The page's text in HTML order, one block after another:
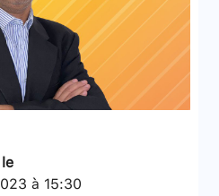
à 15:30